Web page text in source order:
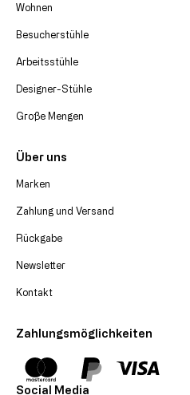
Wohnen
Besucherstühle
Arbeitsstühle
Designer-Stühle
Große Mengen
Über uns
Marken
Zahlung und Versand
Rückgabe
Newsletter
Kontakt
Zahlungsmöglichkeiten
Social Media